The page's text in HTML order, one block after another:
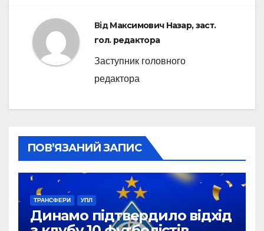
ВідМаксимович Назар, заст.
гол. редактора
Заступник головного
редактора
ПОВ’ЯЗАНИЙ ЗАПИС
ТРАНСФЕРИ УПЛ
Динамо підтвердило відхід